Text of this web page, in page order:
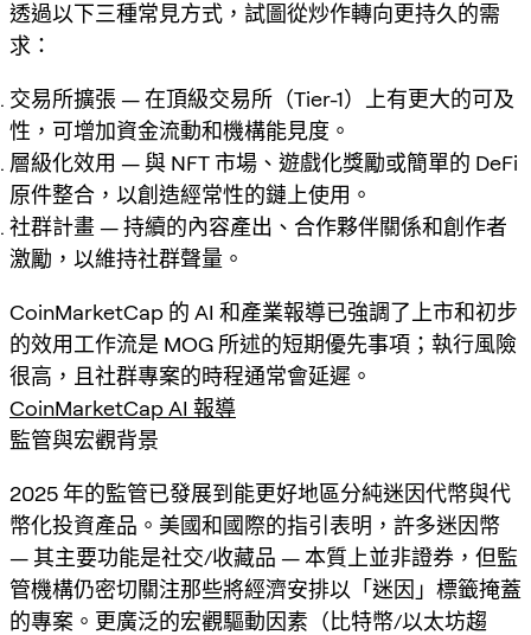
透過以下三種常見方式，試圖從炒作轉向更持久的需
求：
交易所擴張 — 在頂級交易所（Tier-1）上有更大的可及
性，可增加資金流動和機構能見度。
層級化效用 — 與 NFT 市場、遊戲化獎勵或簡單的 DeFi
原件整合，以創造經常性的鏈上使用。
社群計畫 — 持續的內容產出、合作夥伴關係和創作者
激勵，以維持社群聲量。
CoinMarketCap 的 AI 和產業報導已強調了上市和初步
的效用工作流是 MOG 所述的短期優先事項；執行風險
很高，且社群專案的時程通常會延遲。
CoinMarketCap AI 報導
監管與宏觀背景
2025 年的監管已發展到能更好地區分純迷因代幣與代
幣化投資產品。美國和國際的指引表明，許多迷因幣
— 其主要功能是社交/收藏品 — 本質上並非證券，但監
管機構仍密切關注那些將經濟安排以「迷因」標籤掩蓋
的專案。更廣泛的宏觀驅動因素（比特幣/以太坊趨